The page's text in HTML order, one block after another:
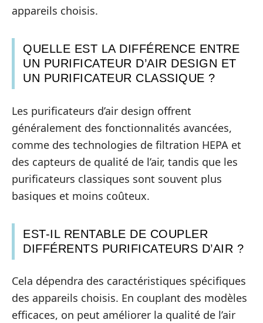
appareils choisis.
QUELLE EST LA DIFFÉRENCE ENTRE
UN PURIFICATEUR D’AIR DESIGN ET
UN PURIFICATEUR CLASSIQUE ?
Les purificateurs d’air design offrent
généralement des fonctionnalités avancées,
comme des technologies de filtration HEPA et
des capteurs de qualité de l’air, tandis que les
purificateurs classiques sont souvent plus
basiques et moins coûteux.
EST-IL RENTABLE DE COUPLER
DIFFÉRENTS PURIFICATEURS D’AIR ?
Cela dépendra des caractéristiques spécifiques
des appareils choisis. En couplant des modèles
efficaces, on peut améliorer la qualité de l’air